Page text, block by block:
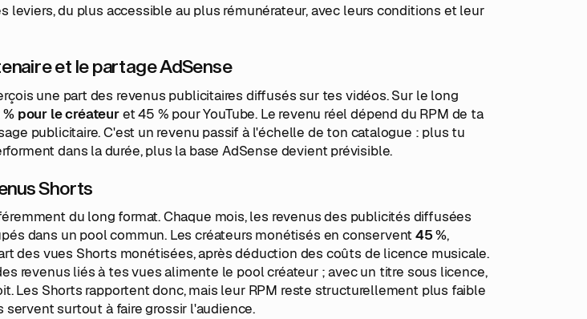
leviers, du plus accessible au plus rémunérateur, avec leurs conditions et leur
et le partage AdSense
une part des revenus publicitaires diffusés sur tes vidéos. Sur le long
% pour le créateuret 45 % pour YouTube. Le revenu réel dépend du RPM de ta
publicitaire. C'est un revenu passif à l'échelle de ton catalogue : plus tu
dans la durée, plus la base AdSense devient prévisible.
Shorts
du long format. Chaque mois, les revenus des publicités diffusées
dans un pool commun. Les créateurs monétisés en conservent45 %,
des vues Shorts monétisées, après déduction des coûts de licence musicale.
revenus liés à tes vues alimente le pool créateur ; avec un titre sous licence,
Les Shorts rapportent donc, mais leur RPM reste structurellement plus faible
surtout à faire grossir l'audience.